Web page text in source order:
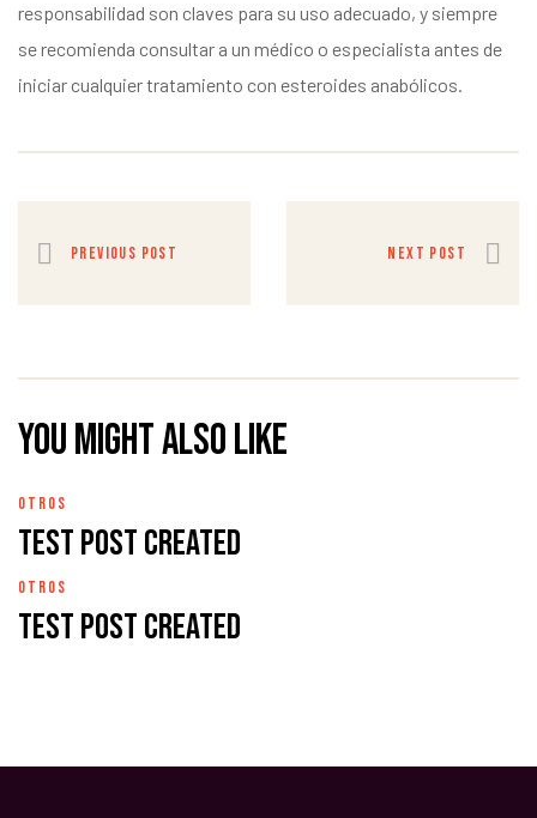
responsabilidad son claves para su uso adecuado, y siempre
se recomienda consultar a un médico o especialista antes de
iniciar cualquier tratamiento con esteroides anabólicos.
PREVIOUS POST NEXT POST
You might also like
OTROS
Test Post Created
OTROS
Test Post Created